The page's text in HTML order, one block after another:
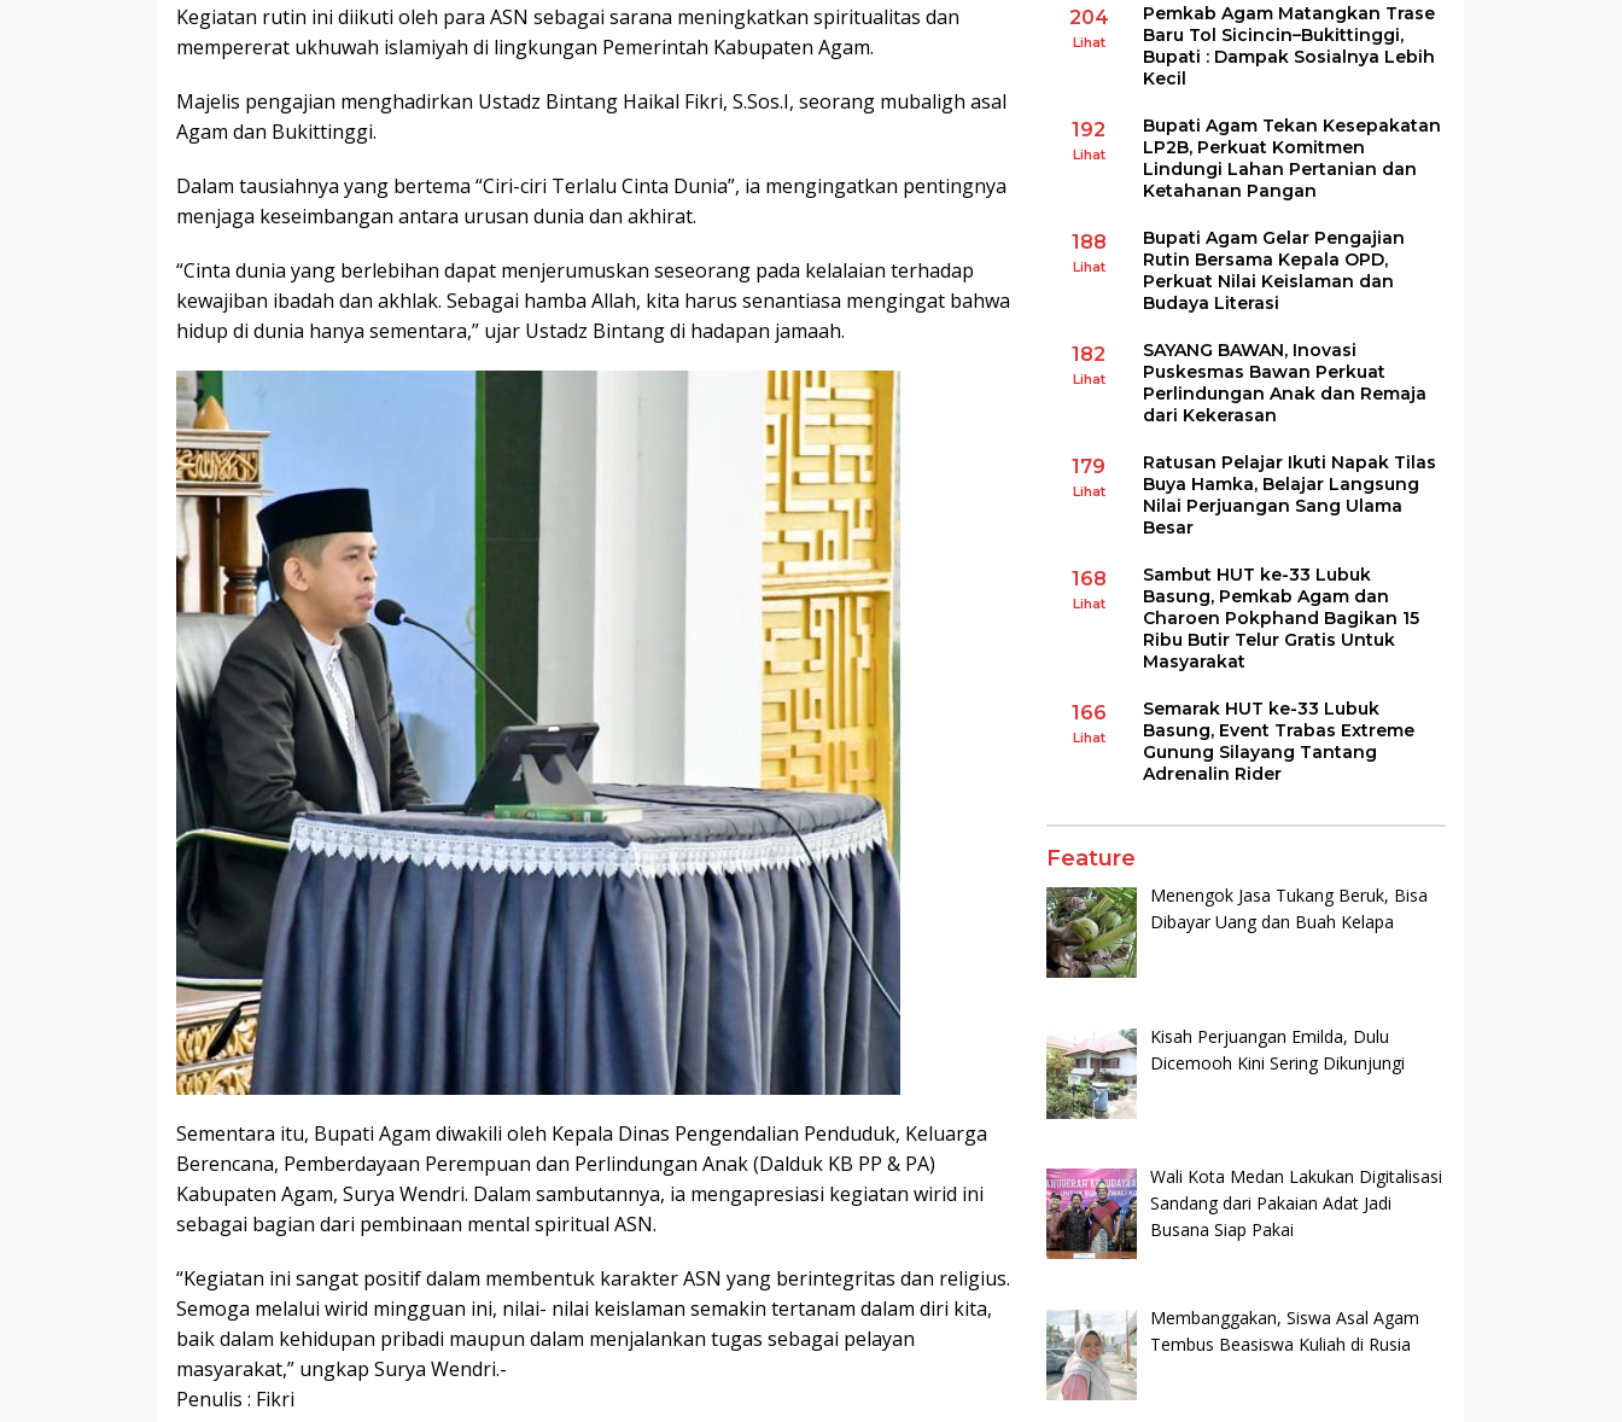
Kegiatan rutin ini diikuti oleh para ASN sebagai sarana meningkatkan spiritualitas dan
mempererat ukhuwah islamiyah di lingkungan Pemerintah Kabupaten Agam.
Majelis pengajian menghadirkan Ustadz Bintang Haikal Fikri, S.Sos.I, seorang mubaligh asal
Agam dan Bukittinggi.
Dalam tausiahnya yang bertema “Ciri-ciri Terlalu Cinta Dunia”, ia mengingatkan pentingnya
menjaga keseimbangan antara urusan dunia dan akhirat.
“Cinta dunia yang berlebihan dapat menjerumuskan seseorang pada kelalaian terhadap
kewajiban ibadah dan akhlak. Sebagai hamba Allah, kita harus senantiasa mengingat bahwa
hidup di dunia hanya sementara,” ujar Ustadz Bintang di hadapan jamaah.
Sementara itu, Bupati Agam diwakili oleh Kepala Dinas Pengendalian Penduduk, Keluarga
Berencana, Pemberdayaan Perempuan dan Perlindungan Anak (Dalduk KB PP & PA)
Kabupaten Agam, Surya Wendri. Dalam sambutannya, ia mengapresiasi kegiatan wirid ini
sebagai bagian dari pembinaan mental spiritual ASN.
“Kegiatan ini sangat positif dalam membentuk karakter ASN yang berintegritas dan religius.
Semoga melalui wirid mingguan ini, nilai- nilai keislaman semakin tertanam dalam diri kita,
baik dalam kehidupan pribadi maupun dalam menjalankan tugas sebagai pelayan
masyarakat,” ungkap Surya Wendri.-
Penulis : Fikri
204
Lihat
Pemkab Agam Matangkan Trase
Baru Tol Sicincin–Bukittinggi,
Bupati : Dampak Sosialnya Lebih
Kecil
192
Lihat
Bupati Agam Tekan Kesepakatan
LP2B, Perkuat Komitmen
Lindungi Lahan Pertanian dan
Ketahanan Pangan
188
Lihat
Bupati Agam Gelar Pengajian
Rutin Bersama Kepala OPD,
Perkuat Nilai Keislaman dan
Budaya Literasi
182
Lihat
SAYANG BAWAN, Inovasi
Puskesmas Bawan Perkuat
Perlindungan Anak dan Remaja
dari Kekerasan
179
Lihat
Ratusan Pelajar Ikuti Napak Tilas
Buya Hamka, Belajar Langsung
Nilai Perjuangan Sang Ulama
Besar
168
Lihat
Sambut HUT ke-33 Lubuk
Basung, Pemkab Agam dan
Charoen Pokphand Bagikan 15
Ribu Butir Telur Gratis Untuk
Masyarakat
166
Lihat
Semarak HUT ke-33 Lubuk
Basung, Event Trabas Extreme
Gunung Silayang Tantang
Adrenalin Rider
Feature
Menengok Jasa Tukang Beruk, Bisa
Dibayar Uang dan Buah Kelapa
Kisah Perjuangan Emilda, Dulu
Dicemooh Kini Sering Dikunjungi
Wali Kota Medan Lakukan Digitalisasi
Sandang dari Pakaian Adat Jadi
Busana Siap Pakai
Membanggakan, Siswa Asal Agam
Tembus Beasiswa Kuliah di Rusia